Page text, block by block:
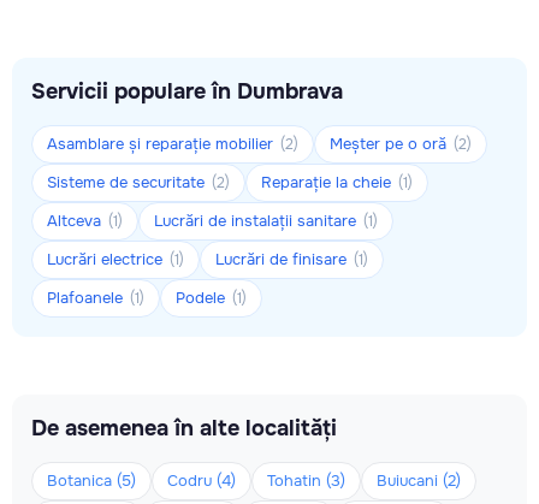
Servicii populare în Dumbrava
Asamblare și reparație mobilier (2) Meșter pe o oră (2)
Sisteme de securitate (2) Reparație la cheie (1)
Altceva (1) Lucrări de instalații sanitare (1)
Lucrări electrice (1) Lucrări de finisare (1)
Plafoanele (1) Podele (1)
De asemenea în alte localități
Botanica (5) Codru (4) Tohatin (3)
Buiucani (2)